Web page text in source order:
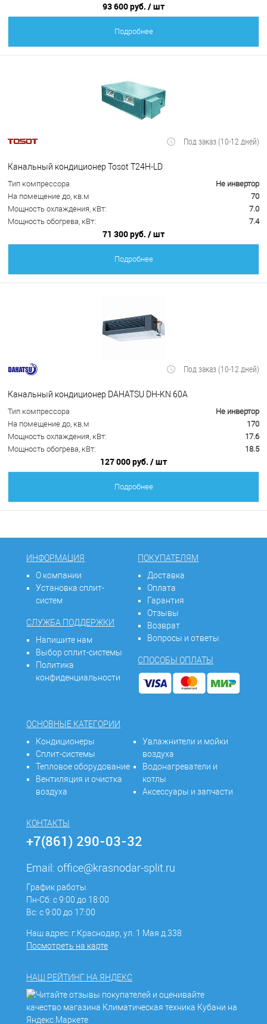
93 600 руб. / шт
Подробнее
Под заказ (10-12 дней)
Канальный кондиционер Tosot T24H-LD
Тип компрессора
Не инвертор
На помещение до, кв.м
70
Мощность охлаждения, кВт:
7.0
Мощность обогрева, кВт:
7.4
71 300 руб. / шт
Подробнее
Под заказ (10-12 дней)
Канальный кондиционер DAHATSU DH-KN 60A
Тип компрессора
Не инвертор
На помещение до, кв.м
170
Мощность охлаждения, кВт:
17.6
Мощность обогрева, кВт:
18.5
127 000 руб. / шт
Подробнее
ИНФОРМАЦИЯ
О компании
Установка сплит-
систем
СЛУЖБА ПОДДЕРЖКИ
Напишите нам
Выбор сплит-системы
Политика
конфиденциальности
ПОКУПАТЕЛЯМ
Доставка
Оплата
Гарантия
Отзывы
Возврат
Вопросы и ответы
СПОСОБЫ ОПЛАТЫ
ОСНОВНЫЕ КАТЕГОРИИ
Кондиционеры
Сплит-системы
Тепловое оборудование
Вентиляция и очистка
воздуха
Увлажнители и мойки
воздуха
Водонагреватели и
котлы
Аксессуары и запчасти
КОНТАКТЫ
+7(861) 290-03-32
Email:office@krasnodar-split.ru
График работы
Пн-Сб: с 9:00 до 18:00
Вс: с 9:00 до 17:00
Наш адрес: г.Краснодар, ул. 1 Мая д.338
Посмотреть на карте
НАШ РЕЙТИНГ НА ЯНДЕКС